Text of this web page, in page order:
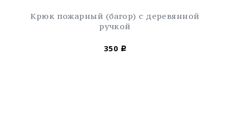
Крюк пожарный (багор) с деревянной
ручкой
350 Р